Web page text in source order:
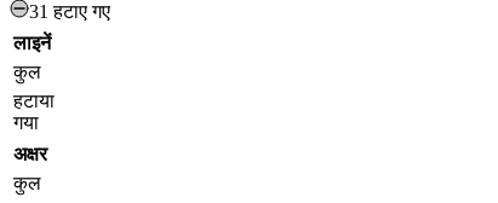
31 हटाए गए
लाइनें
कुल
हटाया
गया
अक्षर
कुल